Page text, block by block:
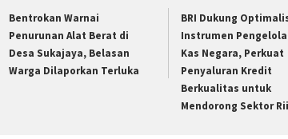
Bentrokan Warnai
Penurunan Alat Berat di
Desa Sukajaya, Belasan
Warga Dilaporkan Terluka
BRI Dukung
Instrumen
Kas Negara, Perkuat
Penyaluran Kredit
Berkualitas untuk
Mendorong Sektor